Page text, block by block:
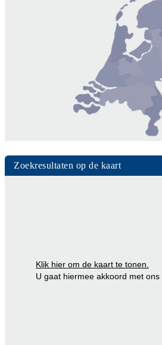
Zoekresultaten op de kaart
Klik hier om de kaart te tonen.
U gaat hiermee akkoord met ons